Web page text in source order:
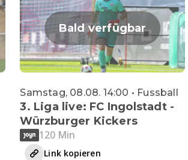
Bald verfügbar
Samstag, 08.08. 14:00 • Fussball
3. Liga live: FC Ingolstadt -
Würzburger Kickers
120 Min
Link kopieren